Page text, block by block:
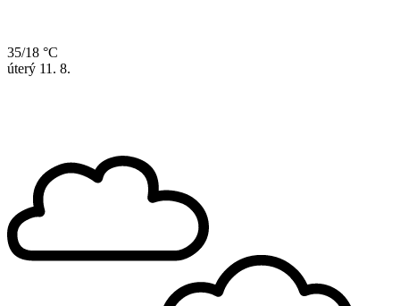
35/18 °C
úterý 11. 8.